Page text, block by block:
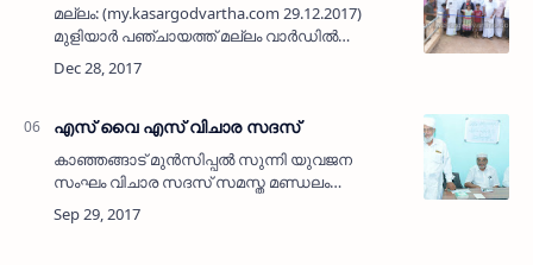
മല്ലം: (my.kasargodvartha.com 29.12.2017)
മുളിയാര്‍ പഞ്ചായത്ത് മല്ലം വാര്‍ഡില്‍
കാസര്‍കോട് വികസന പദ്ധതിയില്‍ ഉള്‍പെടുത്തി
നിര്‍മ്മാണം പൂര്‍ത്തീകരിച്ച കോളംകോട്
എസ് വൈ എസ് വിചാര സദസ്
കാഞ്ഞങ്ങാട് മുന്‍സിപ്പല്‍ സുന്നി യുവജന
സംഘം വിചാര സദസ് സമസ്ത മണ്ഡലം
സെക്രട്ടറി എം മൊയ്തു മൗലവി ഉദ്ഘാടനം
ചെയ്യുന്നു. എസ് വൈ എസ് മുന്‍സിപ്പല്‍